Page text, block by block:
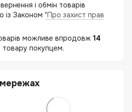
і обмін товарів
із Законом "Про захист прав
можливе впродовж 14
товару покупцем.